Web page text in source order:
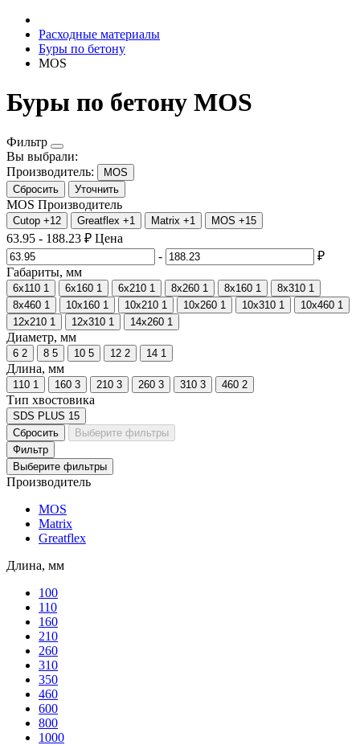
Расходные материалы
Буры по бетону
MOS
Буры по бетону MOS
Фильтр
Вы выбрали:
Производитель:
MOS
Сбросить
Уточнить
MOS Производитель
Cutop +12 Greatflex +1 Matrix +1 MOS +15
63.95 - 188.23 ₽ Цена
-
₽
Габариты, мм
6х110 1 6х160 1 6х210 1 8x260 1 8х160 1 8х310 1
8х460 1 10х160 1 10х210 1 10х260 1 10х310 1 10х460 1
12х210 1 12х310 1 14х260 1
Диаметр, мм
6 2 8 5 10 5 12 2 14 1
Длина, мм
110 1 160 3 210 3 260 3 310 3 460 2
Тип хвостовика
SDS PLUS 15
Сбросить
Выберите фильтры
Фильтр
Выберите фильтры
Производитель
MOS
Matrix
Greatflex
Длина, мм
100
110
160
210
260
310
350
460
600
800
1000